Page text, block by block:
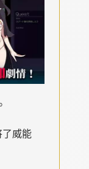
了威能